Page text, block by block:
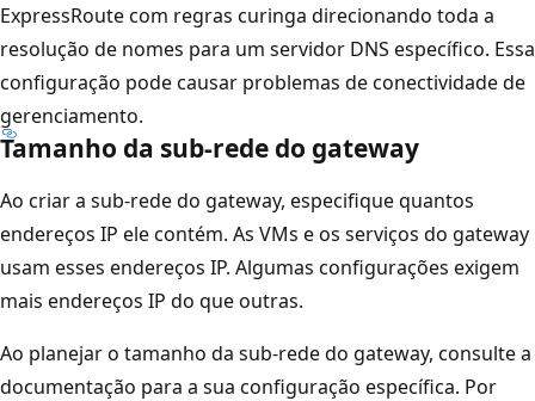
ExpressRoute com regras curinga direcionando toda a
resolução de nomes para um servidor DNS específico. Essa
configuração pode causar problemas de conectividade de
gerenciamento.
Tamanho da sub-rede do gateway
Ao criar a sub-rede do gateway, especifique quantos
endereços IP ele contém. As VMs e os serviços do gateway
usam esses endereços IP. Algumas configurações exigem
mais endereços IP do que outras.
Ao planejar o tamanho da sub-rede do gateway, consulte a
documentação para a sua configuração específica. Por